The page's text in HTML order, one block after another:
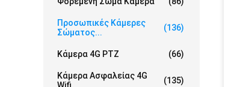
Προσωπικές Κάμερες
Σώματος...
(136)
Κάμερα 4G PTZ (66)
Κάμερα Ασφαλείας 4G
(135)